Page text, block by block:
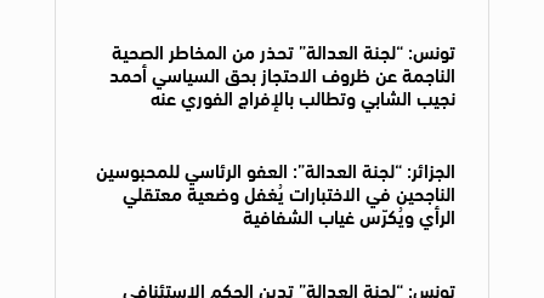
تونس: “لجنة العدالة” تحذر من المخاطر الصحية
الناجمة عن ظروف الاحتجاز بحق السياسي أحمد
نجيب الشابي وتطالب بالإفراج الفوري عنه
الجزائر: “لجنة العدالة”: العفو الرئاسي للمحبوسين
الناجحين في الاختبارات يُغفل وضعية معتقلي
الرأي ويُكرّس غياب الشفافية
تونس: “لجنة العدالة” تدين الحكم الاستئنافي